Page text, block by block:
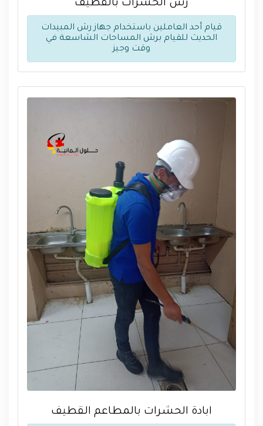
رش الحشرات بالقطيف
قيام أحد العاملين باستخدام جهاز رش المبيدات
الحديث للقيام برش المساحات الشاسعة في
وقت وجيز
ابادة الحشرات بالمطاعم القطيف